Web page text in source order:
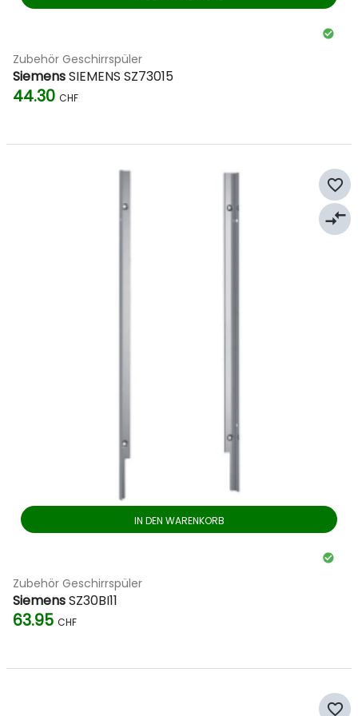
Zubehör Geschirrspüler
SiemensSIEMENS SZ73015
44.30 CHF
IN DEN WARENKORB
Zubehör Geschirrspüler
SiemensSZ30BI11
63.95 CHF
favorite_border
compare_arrows
favorite_border